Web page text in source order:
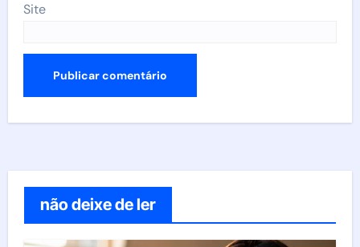
Site
não deixe de ler